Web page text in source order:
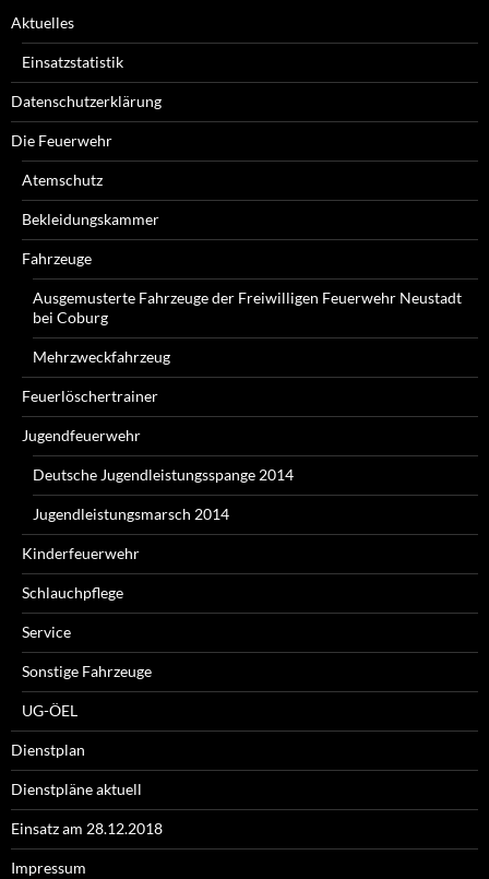
Aktuelles
Einsatzstatistik
Datenschutzerklärung
Die Feuerwehr
Atemschutz
Bekleidungskammer
Fahrzeuge
Ausgemusterte Fahrzeuge der Freiwilligen Feuerwehr Neustadt
bei Coburg
Mehrzweckfahrzeug
Feuerlöschertrainer
Jugendfeuerwehr
Deutsche Jugendleistungsspange 2014
Jugendleistungsmarsch 2014
Kinderfeuerwehr
Schlauchpflege
Service
Sonstige Fahrzeuge
UG-ÖEL
Dienstplan
Dienstpläne aktuell
Einsatz am 28.12.2018
Impressum